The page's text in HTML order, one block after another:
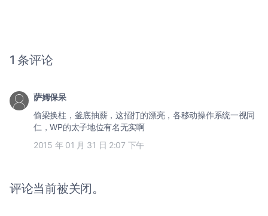
1 条评论
萨姆保呆
偷梁换柱，釜底抽薪，这招打的漂亮，各移动操作系统一视同
仁，WP的太子地位有名无实啊
2015 年 01 月 31 日 2:07 下午
评论当前被关闭。